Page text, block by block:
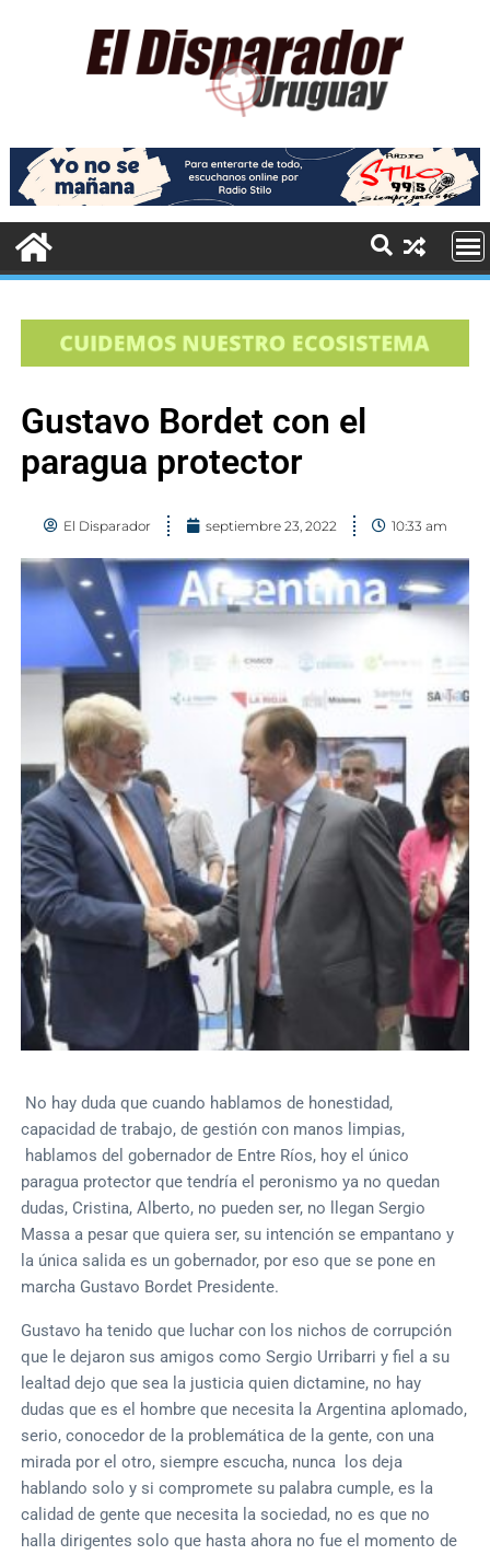
Gustavo Bordet con el
paragua protector
El Disparador septiembre 23, 2022 10:33 am
No hay duda que cuando hablamos de honestidad,
capacidad de trabajo, de gestión con manos limpias,
hablamos del gobernador de Entre Ríos, hoy el único
paragua protector que tendría el peronismo ya no quedan
dudas, Cristina, Alberto, no pueden ser, no llegan Sergio
Massa a pesar que quiera ser, su intención se empantano y
la única salida es un gobernador, por eso que se pone en
marcha Gustavo Bordet Presidente.
Gustavo ha tenido que luchar con los nichos de corrupción
que le dejaron sus amigos como Sergio Urribarri y fiel a su
lealtad dejo que sea la justicia quien dictamine, no hay
dudas que es el hombre que necesita la Argentina aplomado,
serio, conocedor de la problemática de la gente, con una
mirada por el otro, siempre escucha, nunca los deja
hablando solo y si compromete su palabra cumple, es la
calidad de gente que necesita la sociedad, no es que no
halla dirigentes solo que hasta ahora no fue el momento de